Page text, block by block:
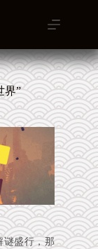
界”
谜盛行，那